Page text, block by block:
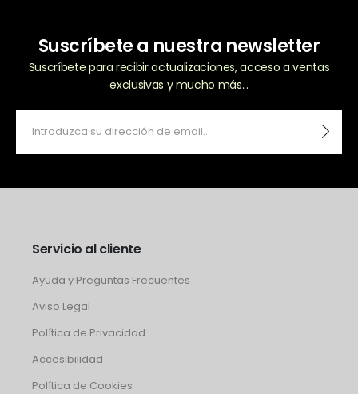
Suscríbete a nuestra newsletter
Suscríbete para recibir actualizaciones, acceso a ventas
exclusivas y mucho más...
Servicio al cliente
Ayuda y Preguntas Frecuentes
Aviso Legal
Política de Privacidad
Accesibilidad
Política de Cookies